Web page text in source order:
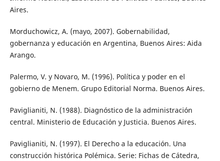
Aires.
Morduchowicz, A. (mayo, 2007). Gobernabilidad,
gobernanza y educación en Argentina, Buenos Aires: Aida
Arango.
Palermo, V. y Novaro, M. (1996). Política y poder en el
gobierno de Menem. Grupo Editorial Norma. Buenos Aires.
Paviglianiti, N. (1988). Diagnóstico de la administración
central. Ministerio de Educación y Justicia. Buenos Aires.
Paviglianiti, N. (1997). El Derecho a la educación. Una
construcción histórica Polémica. Serie: Fichas de Cátedra,